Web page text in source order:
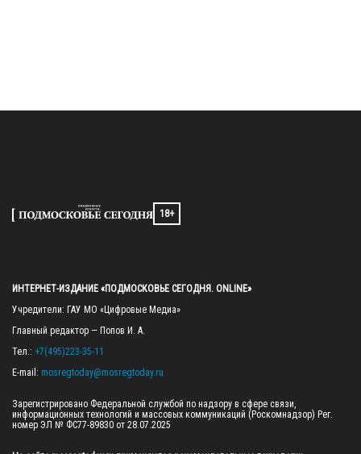
18+
ИНТЕРНЕТ-ИЗДАНИЕ «ПОДМОСКОВЬЕ СЕГОДНЯ. ONLINE»
Учредители: ГАУ МО «Цифровые Медиа»
Главный редактор — Попов И. А.
Тел.: +7(495)223-35-11
E-mail: mosregtoday@mosregtoday.ru
Зарегистрировано Федеральной службой по надзору в сфере связи,
информационных технологий и массовых коммуникаций (Роскомнадзор) Рег.
номер ЭЛ № ФС77-89830 от 28.07.2025